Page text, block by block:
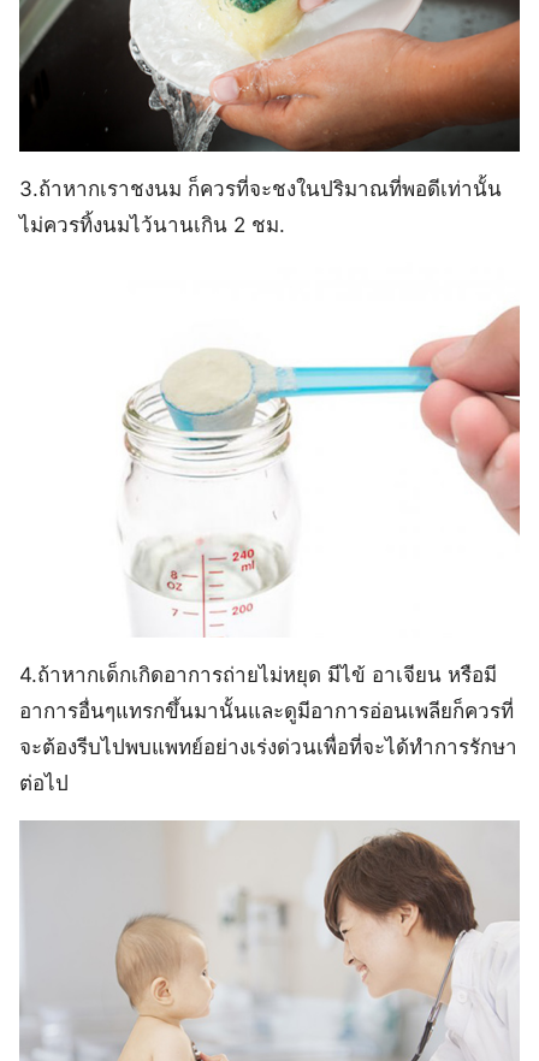
3.ถ้าหากเราชงนม ก็ควรที่จะชงในปริมาณที่พอดีเท่านั้น
ไม่ควรทิ้งนมไว้นานเกิน 2 ชม.
4.ถ้าหากเด็กเกิดอาการถ่ายไม่หยุด มีไข้ อาเจียน หรือมี
อาการอื่นๆแทรกขึ้นมานั้นและดูมีอาการอ่อนเพลียก็ควรที่
จะต้องรีบไปพบแพทย์อย่างเร่งด่วนเพื่อที่จะได้ทำการรักษา
ต่อไป